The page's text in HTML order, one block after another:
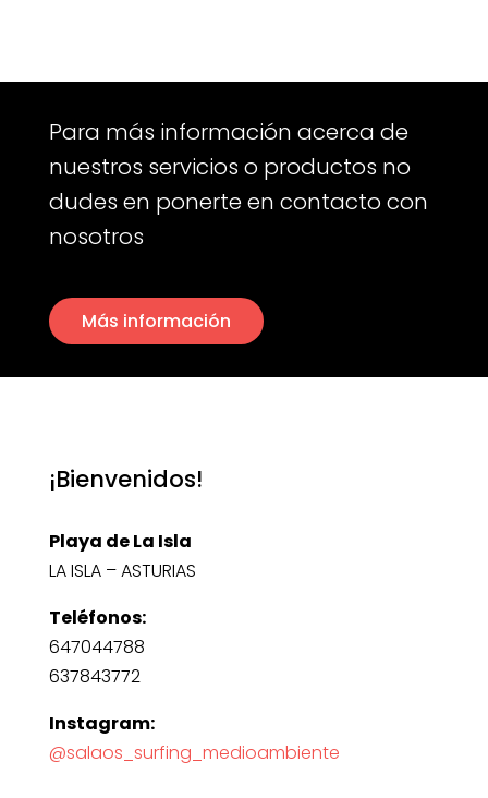
Para más información acerca de
nuestros servicios o productos no
dudes en ponerte en contacto con
nosotros
Más información
¡Bienvenidos!
Playa de La Isla
LA ISLA – ASTURIAS
Teléfonos:
647044788
637843772
Instagram:
@salaos_surfing_medioambiente